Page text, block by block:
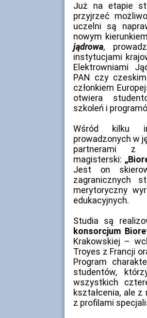
Już na etapie
przyjrzeć
uczelni są
nowym
jądrowa,
instytucjami
Elektrowniami
PAN czy
członkiem
otwiera
szkoleń i
Wśród kilku
prowadzonych w
partnerami z
magisterski:
Jest on
zagranicznych
merytoryczny
edukacyjnych.
Studia są
konsorcjum
Krakowskiej –
Troyes z Francji
Program
studentów,
wszystkich
kształcenia, ale
z profilami